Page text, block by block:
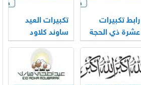
رابط تكبيرات
عشرة ذي الحجة
mp3 بجودة
عالية 2026
تكبيرات العيد
ساوند كلاود
بجودة عالية